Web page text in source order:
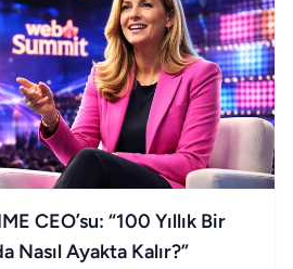
CEO’su: “100 Yıllık Bir
Nasıl Ayakta Kalır?”